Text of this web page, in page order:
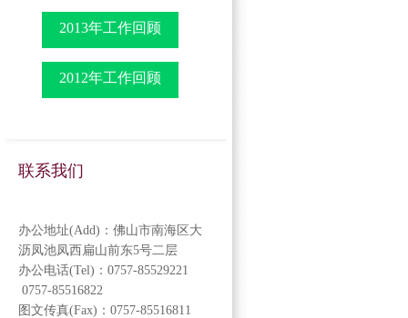
2013年工作回顾
2012年工作回顾
联系我们
办公地址(Add)：佛山市南海区大
沥凤池凤西扁山前东5号二层
办公电话(Tel)：0757-85529221
0757-85516822
图文传真(Fax)：0757-85516811